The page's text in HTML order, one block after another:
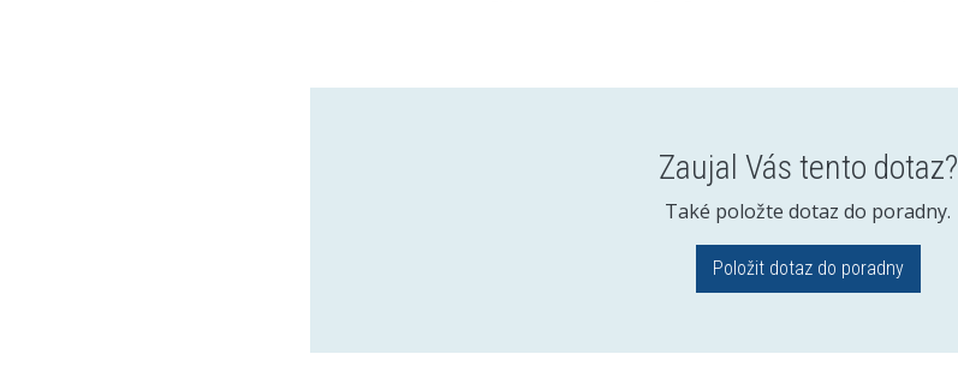
Zaujal Vás tento dotaz?
Také položte dotaz do poradny.
Položit dotaz do poradny